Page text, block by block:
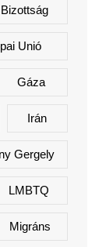
Unió
Gáza
Irán
Gergely
LMBTQ
Migráns